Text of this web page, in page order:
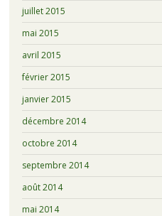
juillet 2015
mai 2015
avril 2015
février 2015
janvier 2015
décembre 2014
octobre 2014
septembre 2014
août 2014
mai 2014